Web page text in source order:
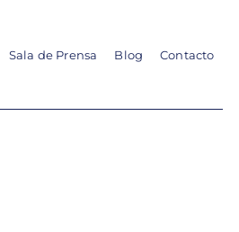
Sala de Prensa Blog Contacto